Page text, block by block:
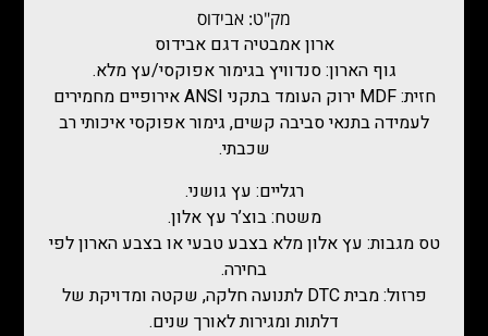
מק"ט: אבידוס
ארון אמבטיה דגם אבידוס
גוף הארון: סנדוויץ בגימור אפוקסי/עץ מלא.
חזית: MDF ירוק העומד בתקני ANSI אירופיים מחמירים
לעמידה בתנאי סביבה קשים, גימור אפוקסי איכותי רב
שכבתי.
רגליים: עץ גושני.
משטח: בוצ’ר עץ אלון.
טס מגבות: עץ אלון מלא בצבע טבעי או בצבע הארון לפי
בחירה.
פרזול: מבית DTC לתנועה חלקה, שקטה ומדויקת של
דלתות ומגירות לאורך שנים.